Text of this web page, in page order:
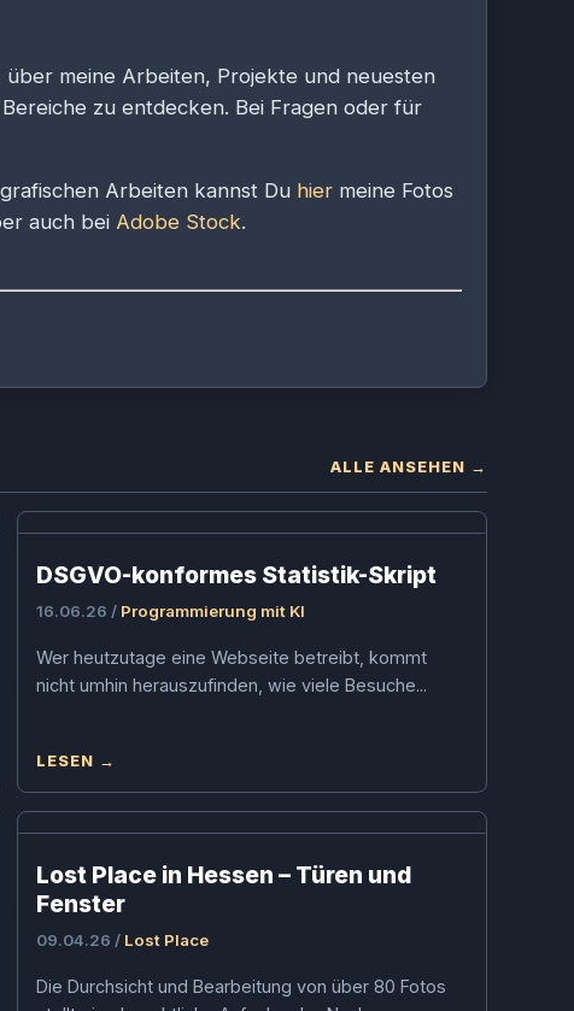
meine Arbeiten, Projekte und neuesten
zu entdecken. Bei Fragen oder für
Arbeiten kannst Du hier meine Fotos
auch bei Adobe Stock.
ALLE ANSEHEN →
DSGVO-konformes Statistik-Skript
16.06.26 / Programmierung mit KI
Wer heutzutage eine Webseite betreibt, kommt
nicht umhin herauszufinden, wie viele Besuche...
LESEN →
Lost Place in Hessen – Türen und
Fenster
09.04.26 / Lost Place
Die Durchsicht und Bearbeitung von über 80 Fotos